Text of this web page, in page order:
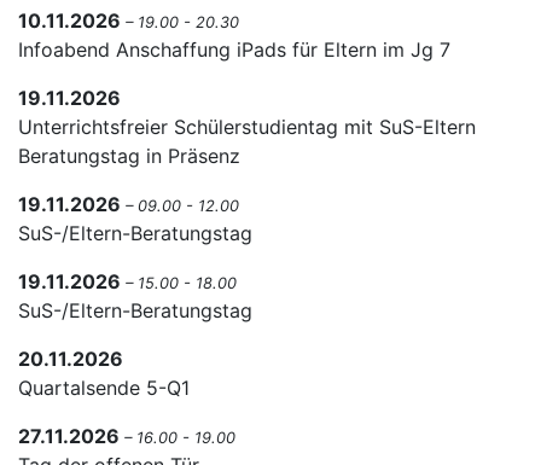
10.11.2026 – 19.00 - 20.30
Infoabend Anschaffung iPads für Eltern im Jg 7
19.11.2026
Unterrichtsfreier Schülerstudientag mit SuS-Eltern
Beratungstag in Präsenz
19.11.2026 – 09.00 - 12.00
SuS-/Eltern-Beratungstag
19.11.2026 – 15.00 - 18.00
SuS-/Eltern-Beratungstag
20.11.2026
Quartalsende 5-Q1
27.11.2026 – 16.00 - 19.00